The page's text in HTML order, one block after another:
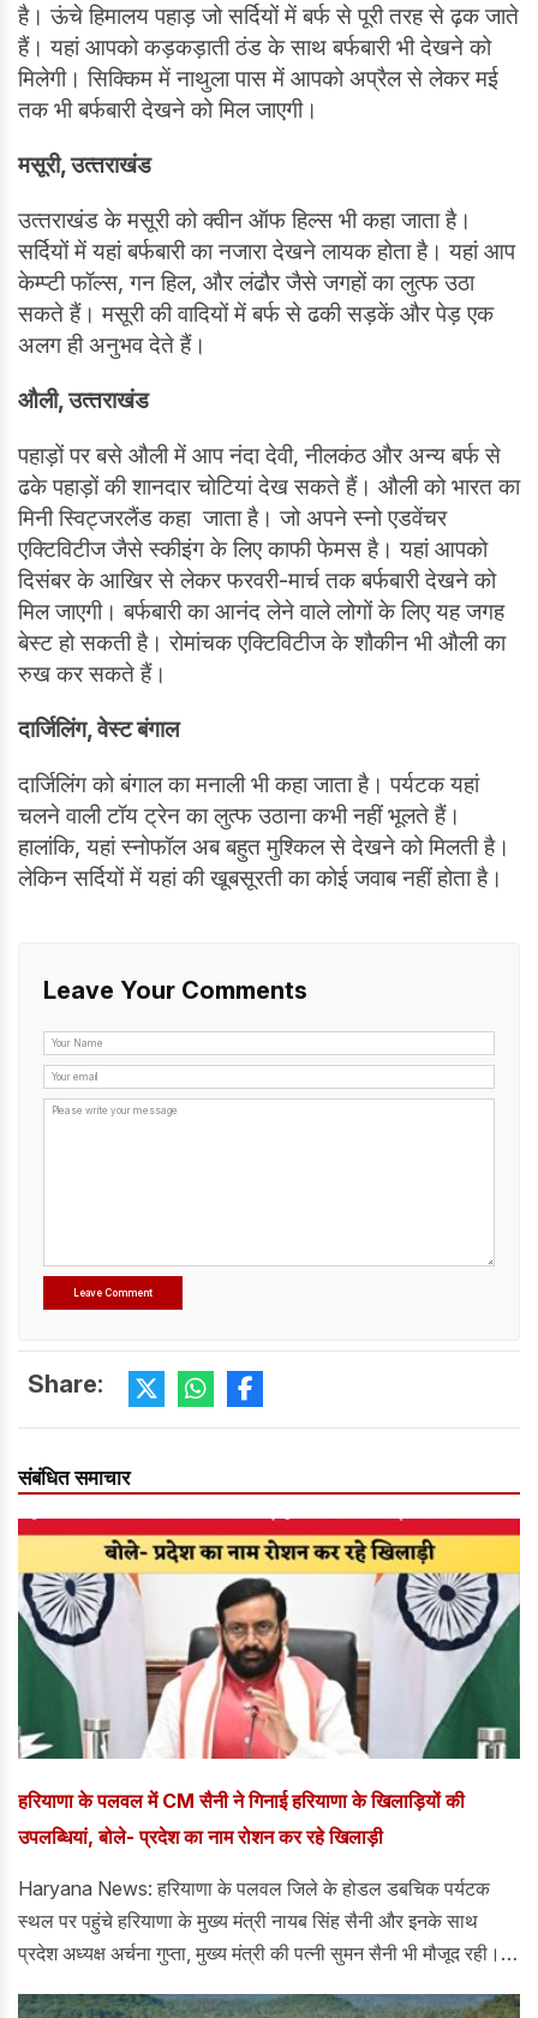
है। ऊंचे हिमालय पहाड़ जो सर्दियों में बर्फ से पूरी तरह से ढ़क जाते
हैं। यहां आपको कड़कड़ाती ठंड के साथ बर्फबारी भी देखने को
मिलेगी। सिक्किम में नाथुला पास में आपको अप्रैल से लेकर मई
तक भी बर्फबारी देखने को मिल जाएगी।
मसूरी, उत्‍तराखंड
उत्‍तराखंड के मसूरी को क्‍वीन ऑफ हिल्‍स भी कहा जाता है।
सर्दियों में यहां बर्फबारी का नजारा देखने लायक होता है। यहां आप
केम्प्टी फॉल्स, गन हिल, और लंढौर जैसे जगहों का लुत्फ उठा
सकते हैं। मसूरी की वादियों में बर्फ से ढकी सड़कें और पेड़ एक
अलग ही अनुभव देते हैं।
औली, उत्‍तराखंड
पहाड़ों पर बसे औली में आप नंदा देवी, नीलकंठ और अन्य बर्फ से
ढके पहाड़ों की शानदार चोटियां देख सकते हैं। औली को भारत का
मिनी स्विट्जरलैंड कहा जाता है। जो अपने स्नो एडवेंचर
एक्टिविटीज जैसे स्कीइंग के लिए काफी फेमस है। यहां आपको
दिसंबर के आखिर से लेकर फरवरी-मार्च तक बर्फबारी देखने को
मिल जाएगी। बर्फबारी का आनंद लेने वाले लोगों के लिए यह जगह
बेस्‍ट हो सकती है। रोमांचक एक्टिविटीज के शौकीन भी औली का
रुख कर सकते हैं।
दार्जिलिंग, वेस्ट बंगाल
दार्जिलिंग को बंगाल का मनाली भी कहा जाता है। पर्यटक यहां
चलने वाली टॉय ट्रेन का लुत्फ उठाना कभी नहीं भूलते हैं।
हालांकि, यहां स्नोफॉल अब बहुत मुश्किल से देखने को मिलती है।
लेकिन सर्दियों में यहां की खूबसूरती का कोई जवाब नहीं होता है।
Leave Your Comments
Share:
संबंधित समाचार
हरियाणा के पलवल में CM सैनी ने गिनाई हरियाणा के खिलाड़ियों की
उपलब्धियां, बोले- प्रदेश का नाम रोशन कर रहे खिलाड़ी
Haryana News: हरियाणा के पलवल जिले के होडल डबचिक पर्यटक
स्थल पर पहुंचे हरियाणा के मुख्य मंत्री नायब सिंह सैनी और इनके साथ
प्रदेश अध्यक्ष अर्चना गुप्ता, मुख्य मंत्री की पत्नी सुमन सैनी भी मौजूद रही।